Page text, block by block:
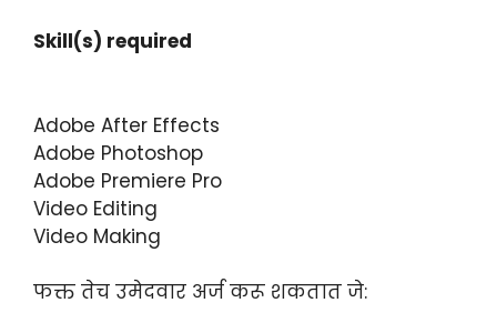
Skill(s) required
Adobe After Effects
Adobe Photoshop
Adobe Premiere Pro
Video Editing
Video Making
फक्त तेच उमेदवार अर्ज करू शकतात जे: